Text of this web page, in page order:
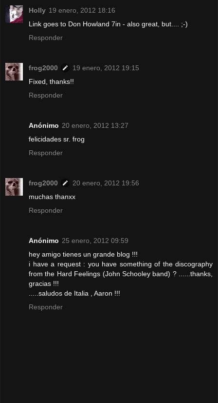
Holly 19 enero, 2012 18:16
Link goes to Don Howland 7in - also great, but.... ;-)
Responder
frog2000
19 enero, 2012 19:15
Fixed, thanks!!
Responder
Anónimo 20 enero, 2012 13:27
felicidades sr. frog
Responder
frog2000
20 enero, 2012 19:56
muchas thanxx
Responder
Anónimo 25 enero, 2012 09:59
hey amigo tienes un grande blog !!!
i have a request : you have something of the discography
from the Hard Feelings (John Schooley band) ? ......thanks,
gracias !!!
.....saludos de Italia , Aaron !!!
Responder